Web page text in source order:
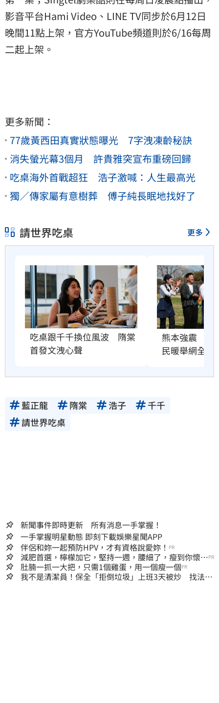
影音平台Hami Video、LINE TV同步於6月12日
晚間11點上架，官方YouTube頻道則於6/16每周
二起上架。
更多新聞：
77歲黃西田真實狀態曝光 7字洩凍齡秘訣
消失螢光幕3個月 許貴雅突宣布重磅回歸
吃桌海外首戰超狂 浩子激喊：人生最高光
獨／傳家屬有意樹葬 傅子純長眠地找好了
請世界吃桌 更多
吃桌跟千千換位風波　隋棠
首發文洩心聲
熊本強震　吃
民暖舉網全哭
藍正龍 隋棠 浩子
千千
請世界吃桌
新聞事件即時更新 所有消息一手掌握！
一手掌握明星動態 即刻下載娛樂星聞APP
伴侶和妳一起預防HPV，才有資格說愛妳！ PR
減肥首選，檸檬加它，堅持一週，腰細了，瘦到你懷疑
人生
PR
肚腩一抓一大把，只需1個雞蛋，用一個瘦一個PR
我不是清潔員！保全「拒倒垃圾」上班3天被炒 找法院